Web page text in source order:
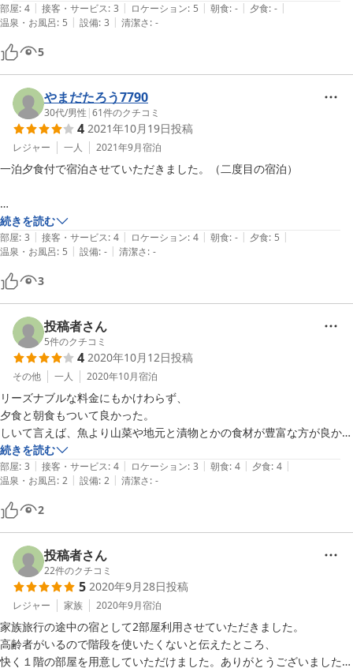
ミングよく全て貸切状態でゆっくりできました。
日帰り入浴施設の割引券も嬉しかったです。翌日の登山後、温泉と食事
に利用させて頂きました。
今回は利用はしませんでしたが、共用のトーストーやレンジが設置され
てて便利そうです。
部屋: 4 | 接客・サービス: 3 | ロケーション: 5 | 朝食: - | 夕食: - |
温泉・お風呂: 5 | 設備: 3 | 清潔さ: -
5
やまだたろう7790
30代/男性 |61件のクチコミ
4 2021年10月19日投稿
レジャー 一人 2021年9月宿泊
一泊夕食付で宿泊させていただきました。（二度目の宿泊）
山の宿で落ち着いた雰囲気の中ゆっくりできます。
夕食はおいしかったですが、温かい状態で出てこなかったのが少し残念
です。
温泉は乳白色の硫黄泉。適温で長い時間入れました。木造の浴室で雰囲
気も良かったです
アメニティはなしのプランを選んだので、評価不可得です。
続きを読む
部屋: 3 | 接客・サービス: 4 | ロケーション: 4 | 朝食: - | 夕食: 5 |
温泉・お風呂: 5 | 設備: - | 清潔さ: -
3
投稿者さん
5件のクチコミ
4 2020年10月12日投稿
その他 一人 2020年10月宿泊
リーズナブルな料金にもかけわらず、
夕食と朝食もついて良かった。
しいて言えば、魚より山菜や地元と漬物とかの食材が豊富な方が良かっ
たかも知れないですね。
布団を好きな時に勝手敷いて寝れるのが良かった。
石油ストーブは調子が悪く３から１０秒おきに点いたり消えたりしてま
した。石油の不完全燃焼のにおいがしてたから、あれは修理された方が
良いと思いました。お風呂はシャワーの出が悪く困りました、また露天
風呂があると良いですね。
続きを読む
部屋: 3 | 接客・サービス: 4 | ロケーション: 3 | 朝食: 4 | 夕食: 4 |
温泉・お風呂: 2 | 設備: 2 | 清潔さ: -
2
投稿者さん
22件のクチコミ
5 2020年9月28日投稿
レジャー 家族 2020年9月宿泊
家族旅行の途中の宿として2部屋利用させていただきました。
高齢者がいるので階段を使いたくないと伝えたところ、
快く１階の部屋を用意していただけました。ありがとうございました。